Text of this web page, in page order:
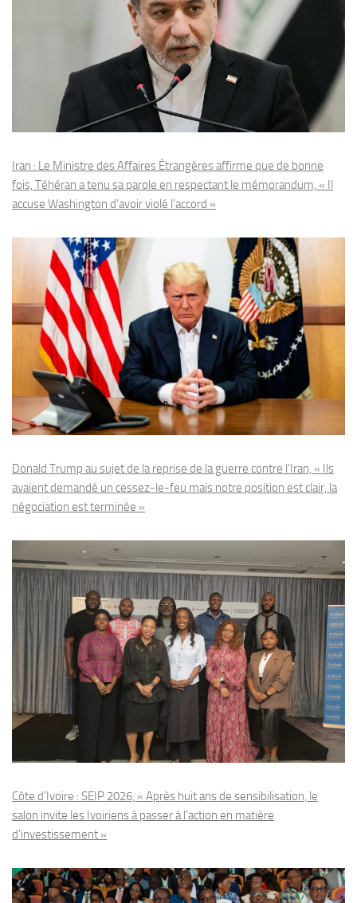
Iran : Le Ministre des Affaires Étrangères affirme que de bonne
fois, Téhéran a tenu sa parole en respectant le mémorandum, « Il
accuse Washington d’avoir violé l’accord »
Donald Trump au sujet de la reprise de la guerre contre l’Iran, « Ils
avaient demandé un cessez-le-feu mais notre position est clair, la
négociation est terminée »
Côte d’Ivoire : SEIP 2026, « Après huit ans de sensibilisation, le
salon invite les Ivoiriens à passer à l’action en matière
d’investissement »